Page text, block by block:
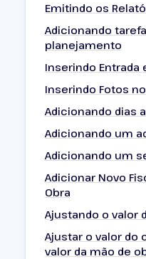
Emitindo os
Adicionando
planejamento
Inserindo Entrada
Inserindo Fotos
Adicionando dias
Adicionando um
Adicionando um
Adicionar Novo
Obra
Ajustando o valor
Ajustar o valor do
valor da mão de